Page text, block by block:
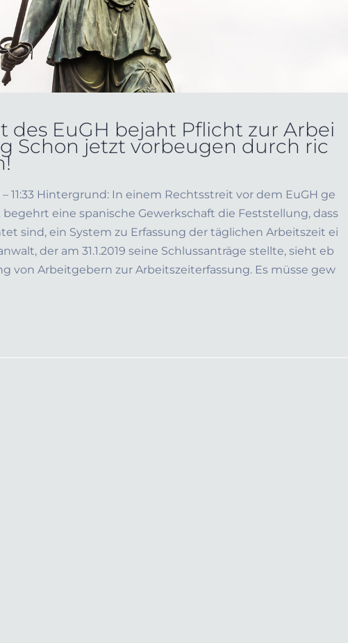
des EuGH bejaht Pflicht zur Arbei
Schon jetzt vorbeugen durch ric
– 11:33 Hintergrund: In einem Rechtsstreit vor dem EuGH ge
eine spanische Gewerkschaft die Feststellung, dass
sind, ein System zu Erfassung der täglichen Arbeitszeit ei
der am 31.1.2019 seine Schlussanträge stellte, sieht eb
von Arbeitgebern zur Arbeitszeiterfassung. Es müsse gew